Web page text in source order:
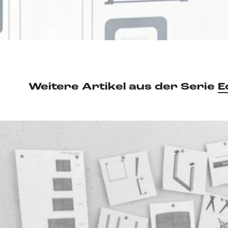
Weitere Artikel aus der Serie